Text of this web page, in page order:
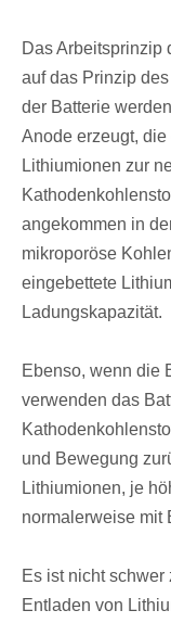
Das Arbeitsprinzip
auf das Prinzip
der Batterie
Anode erzeugt,
Lithiumionen zur
angekommen in
mikroporöse
eingebettete
Ladungskapazität.
Ebenso, wenn die
verwenden das
und Bewegung
Lithiumionen, je
normalerweise mit
Es ist nicht
Entladen von